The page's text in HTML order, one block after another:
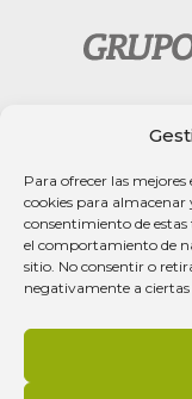
Para ofrecer las
cookies para almacenar
consentimiento de
el comportamiento de
sitio. No consentir o
negativamente a
ESTADO DE